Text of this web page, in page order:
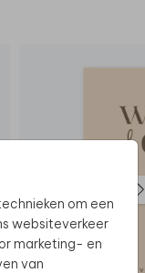
om een
websiteverkeer
marketing- en
van